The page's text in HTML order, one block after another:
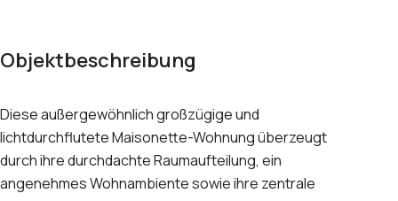
Objektbeschreibung
Diese außergewöhnlich großzügige und
lichtdurchflutete Maisonette-Wohnung überzeugt
durch ihre durchdachte Raumaufteilung, ein
angenehmes Wohnambiente sowie ihre zentrale